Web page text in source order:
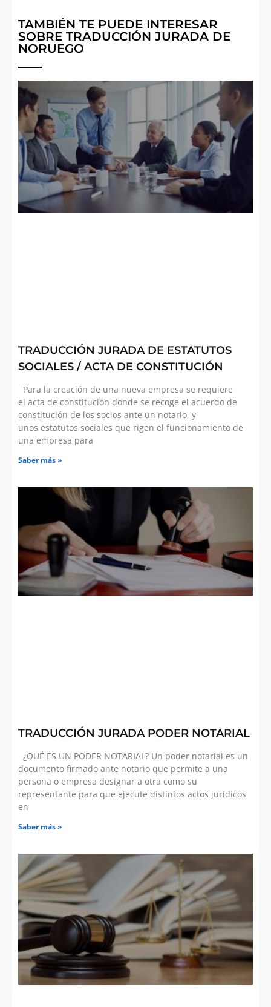
TAMBIÉN TE PUEDE INTERESAR
SOBRE TRADUCCIÓN JURADA DE
NORUEGO
TRADUCCIÓN JURADA DE ESTATUTOS
SOCIALES / ACTA DE CONSTITUCIÓN
Para la creación de una nueva empresa se requiere
el acta de constitución donde se recoge el acuerdo de
constitución de los socios ante un notario, y
unos estatutos sociales que rigen el funcionamiento de
una empresa para
Saber más »
TRADUCCIÓN JURADA PODER NOTARIAL
¿QUÉ ES UN PODER NOTARIAL? Un poder notarial es un
documento firmado ante notario que permite a una
persona o empresa designar a otra como su
representante para que ejecute distintos actos jurídicos
en
Saber más »